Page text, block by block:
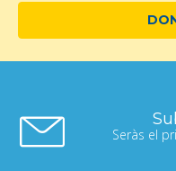
Seràs el